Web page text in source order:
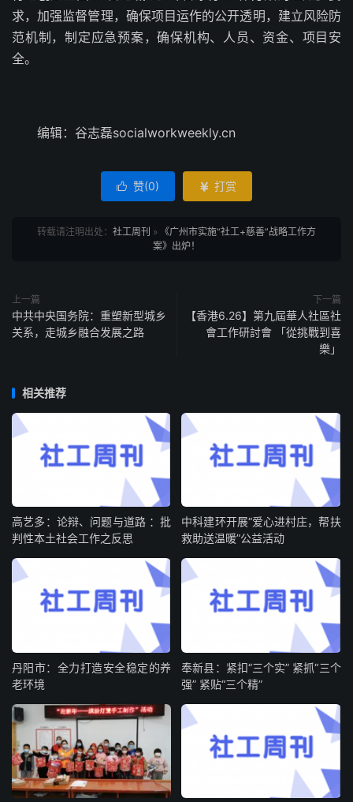
求，加强监督管理，确保项目运作的公开透明，建立风险防
范机制，制定应急预案，确保机构、人员、资金、项目安
全。
编辑：谷志磊socialworkweekly.cn
 赞(0)  打赏
转载请注明出处： 社工周刊 » 《广州市实施“社工+慈善”战略工作方
案》出炉！
上一篇
中共中央国务院：重塑新型城乡
关系，走城乡融合发展之路
下一篇
【香港6.26】第九屆華人社區社
會工作研討會 「從挑戰到喜
樂」
相关推荐
高艺多：论辩、问题与道路 ：批
判性本土社会工作之反思
中科建环开展“爱心进村庄，帮扶
救助送温暖”公益活动
丹阳市：全力打造安全稳定的养
老环境
奉新县：紧扣“三个实” 紧抓“三个
强” 紧贴“三个精”